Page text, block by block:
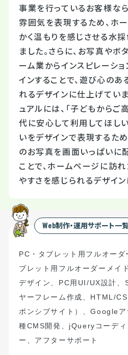
事業を行っているお客様な
雰囲気を表現するため、ホ
かく温もりを感じさせる水
ました。さらに、お写真やボ
ーム業からインスピレーシ
インすることで、遊び心のあ
れるデザインに仕上げていま
ュアルには、「子どもからご
代に安心して利用してほし
いをデザインで表現するた
のお写真を画面いっぱいに
ことで、ホームページに訪
やすさを感じられるデザイ
Web制作・運用サポート一
PC ・タブレット用フルオー
ブレット用フルオーダーメイ
デザイン、 PC用 UI/UX設計、
ヤーフレーム作成、 HTML/
ポンシブサイト）
、Google
種CMS開発、 jQuery コーディ
ー、アフターサポート